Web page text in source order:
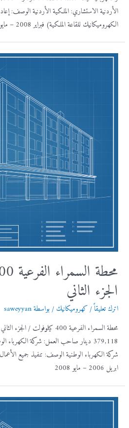
الأردنية الاستشاري: الملكية الأردنية الوصف:
الكهروميكانيك للقاعة الملكية) فبراير 2008 – مايو 2008
الجزء الثاني
اترك تعليقاً/كهروميكانيك / بواسطةsaweyyan
379,118 دينار صاحب العمل: شركة
شركة الكهرباء الوطنية الوصف: تنفيذ جميع الأعمال
ابريل 2006 – مايو 2008